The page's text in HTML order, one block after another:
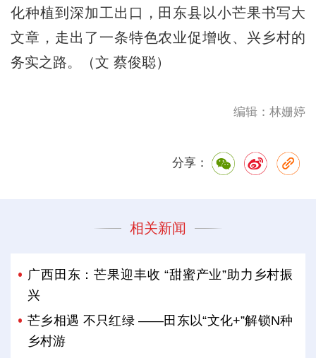
化种植到深加工出口，田东县以小芒果书写大
文章，走出了一条特色农业促增收、兴乡村的
务实之路。（文 蔡俊聪）
编辑：林姗婷
分享：
相关新闻
广西田东：芒果迎丰收 “甜蜜产业”助力乡村振
兴
芒乡相遇 不只红绿 ——田东以“文化+”解锁N种
乡村游